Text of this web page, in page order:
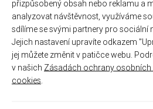
Doprava zdarma
přizpůsobený obsah nebo reklamu a
analyzovat návštěvnost, využíváme
sdílíme se svými partnery pro sociální
Jejich nastavení upravíte odkazem
jej můžete změnit v patičce webu.
v našich Zásadách ochrany osobních
cookies